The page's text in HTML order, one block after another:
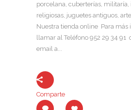
porcelana, cuberterías, militaría,
religiosas, juguetes antiguos,
Nuestra tienda online Para más
llamar al Teléfono 952 29 34 91
email a...
Comparte